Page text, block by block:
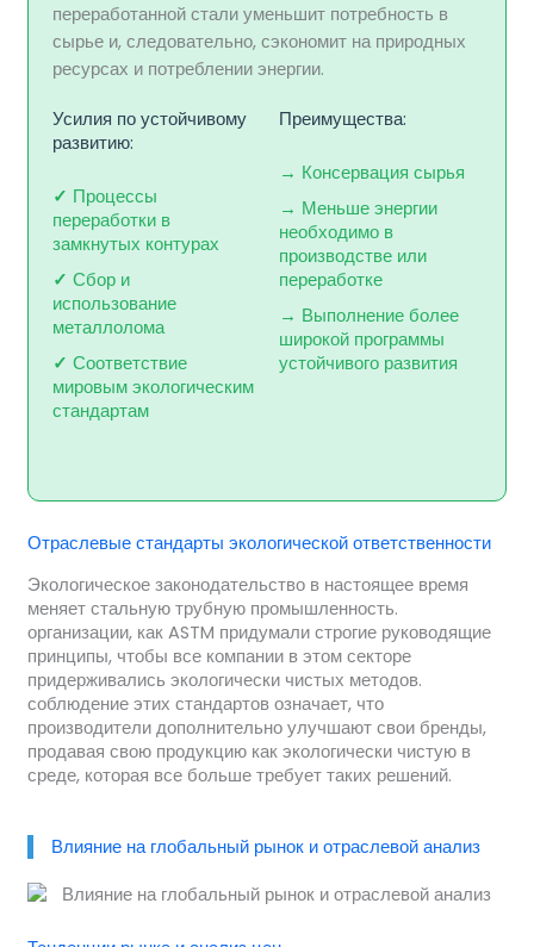
переработанной стали уменьшит потребность в
сырье и, следовательно, сэкономит на природных
ресурсах и потреблении энергии.
Усилия по устойчивому
развитию:
✓ Процессы
переработки в
замкнутых контурах
✓ Сбор и
использование
металлолома
✓ Соответствие
мировым экологическим
стандартам
Преимущества:
→ Консервация сырья
→ Меньше энергии
необходимо в
производстве или
переработке
→ Выполнение более
широкой программы
устойчивого развития
Отраслевые стандарты экологической ответственности
Экологическое законодательство в настоящее время
меняет стальную трубную промышленность.
организации, как ASTM придумали строгие руководящие
принципы, чтобы все компании в этом секторе
придерживались экологически чистых методов.
соблюдение этих стандартов означает, что
производители дополнительно улучшают свои бренды,
продавая свою продукцию как экологически чистую в
среде, которая все больше требует таких решений.
Влияние на глобальный рынок и отраслевой анализ